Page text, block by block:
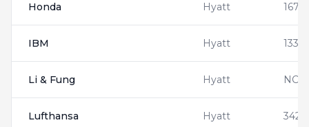
Honda Hyatt
IBM Hyatt
Li & Fung Hyatt
Lufthansa Hyatt